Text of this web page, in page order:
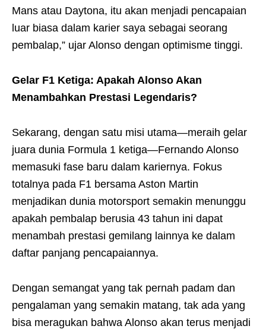
Mans atau Daytona, itu akan menjadi pencapaian
luar biasa dalam karier saya sebagai seorang
pembalap,” ujar Alonso dengan optimisme tinggi.
Gelar F1 Ketiga: Apakah Alonso Akan
Menambahkan Prestasi Legendaris?
Sekarang, dengan satu misi utama—meraih gelar
juara dunia Formula 1 ketiga—Fernando Alonso
memasuki fase baru dalam kariernya. Fokus
totalnya pada F1 bersama Aston Martin
menjadikan dunia motorsport semakin menunggu
apakah pembalap berusia 43 tahun ini dapat
menambah prestasi gemilang lainnya ke dalam
daftar panjang pencapaiannya.
Dengan semangat yang tak pernah padam dan
pengalaman yang semakin matang, tak ada yang
bisa meragukan bahwa Alonso akan terus menjadi